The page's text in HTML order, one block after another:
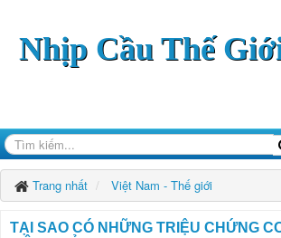
Nhịp Cầu Thế
Trang nhất Việt Nam - Thế giới
TẠI SAO CÓ NHỮNG TRIỆU CHỨNG